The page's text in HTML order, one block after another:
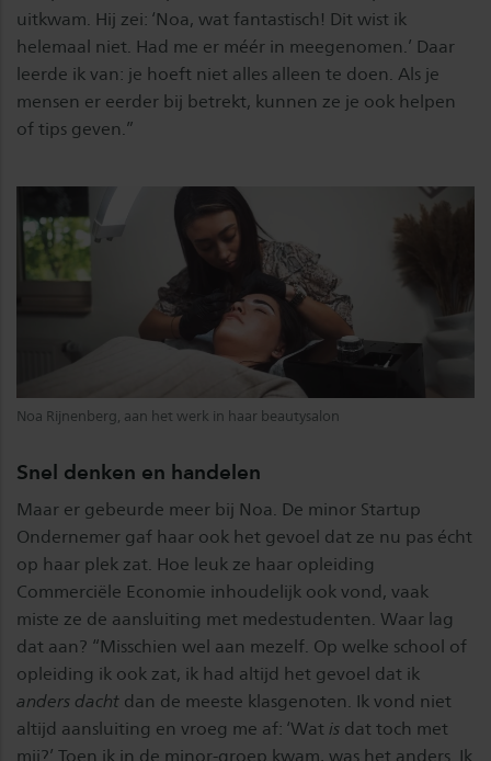
uitkwam. Hij zei: ‘Noa, wat fantastisch! Dit wist ik
helemaal niet. Had me er méér in meegenomen.’ Daar
leerde ik van: je hoeft niet alles alleen te doen. Als je
mensen er eerder bij betrekt, kunnen ze je ook helpen
of tips geven.”
Noa Rijnenberg, aan het werk in haar beautysalon
Snel denken en handelen
Maar er gebeurde meer bij Noa. De minor Startup
Ondernemer gaf haar ook het gevoel dat ze nu pas écht
op haar plek zat. Hoe leuk ze haar opleiding
Commerciële Economie inhoudelijk ook vond, vaak
miste ze de aansluiting met medestudenten. Waar lag
dat aan? “Misschien wel aan mezelf. Op welke school of
opleiding ik ook zat, ik had altijd het gevoel dat ik
anders dacht dan de meeste klasgenoten. Ik vond niet
altijd aansluiting en vroeg me af: ‘Wat is dat toch met
mij?’ Toen ik in de minor-groep kwam, was het anders. Ik